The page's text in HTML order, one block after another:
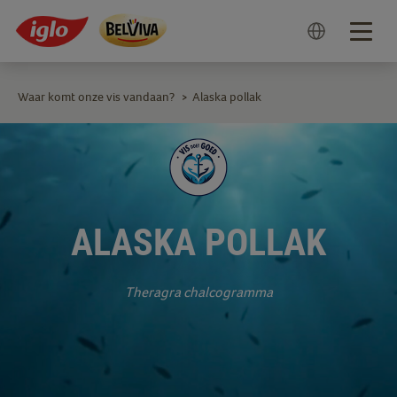
ALASKA POLLAK
Theragra chalcogramma
Waar komt onze vis vandaan? > Alaska pollak